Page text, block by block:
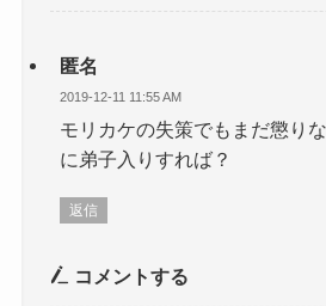
匿名
2019-12-11 11:55 AM
モリカケの失策でもまだ懲り
に弟子入りすれば？
返信
コメントする